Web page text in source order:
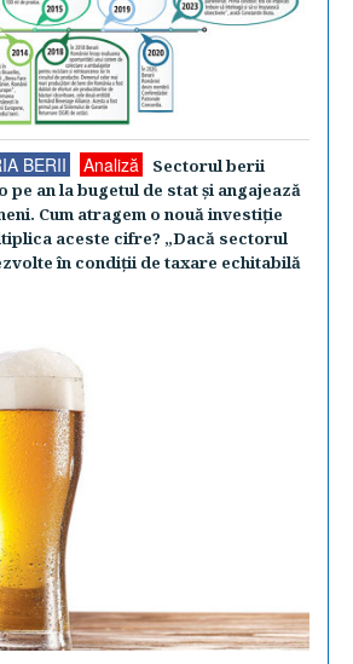
BERII Analiză
Sectorul berii
pe an la bugetul de stat şi angajează
Cum atragem o nouă investiţie
aceste cifre? „Dacă sectorul
în condiţii de taxare echitabilă